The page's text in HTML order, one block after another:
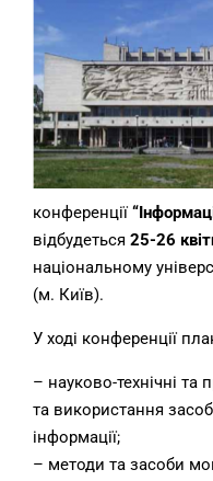
конференції
відбудеться 25-26
національному
(м. Київ).
У ході конференції
– науково-технічні та
та використання
інформації;
– методи та засоби